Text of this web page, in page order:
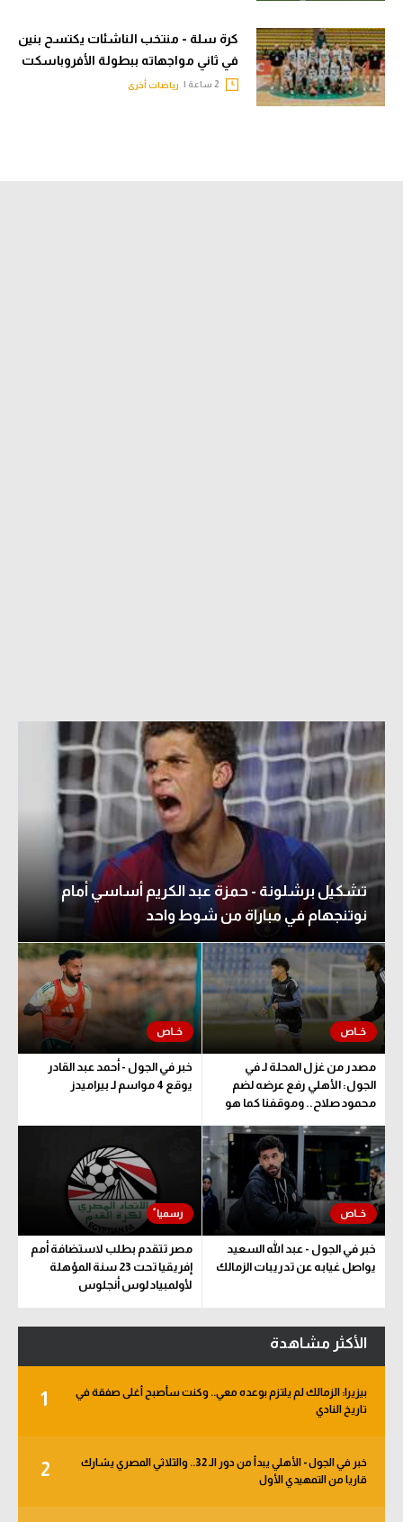
كرة سلة - منتخب الناشئات يكتسح بنين
في ثاني مواجهاته ببطولة الأفروباسكت
رياضات أخرى
تشكيل برشلونة - حمزة عبد الكريم أساسي أمام
نوتنجهام في مباراة من شوط واحد
مصدر من غزل المحلة لـ في
الجول: الأهلي رفع عرضه لضم
محمود صلاح.. وموقفنا كما هو
خبر في الجول - أحمد عبد القادر
يوقع 4 مواسم لـ بيراميدز
خبر في الجول - عبد الله السعيد
يواصل غيابه عن تدريبات الزمالك
مصر تتقدم بطلب لاستضافة أمم
إفريقيا تحت 23 سنة المؤهلة
لأولمبياد لوس أنجلوس
الأكثر مشاهدة
1
بيزيرا: الزمالك لم يلتزم بوعده معي.. وكنت سأصبح أغلى صفقة في
تاريخ النادي
2
خبر في الجول - الأهلي يبدأ من دور الـ 32.. والثلاثي المصري يشارك
قاريا من التمهيدي الأول